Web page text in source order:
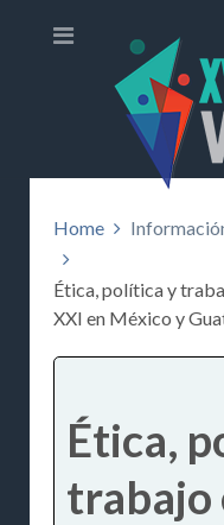
Home
Ética, política y
XXI en México y
Ética,
trabajo